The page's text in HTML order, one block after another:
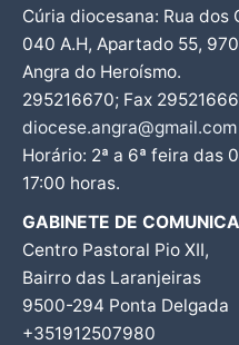
Cúria diocesana: Rua dos
040 A.H, Apartado 55,
Angra do Heroísmo.
295216670; Fax
diocese.angra@gmail.com
Horário: 2ª a 6ª feira das
17:00 horas.
GABINETE DE
Centro Pastoral Pio XII,
Bairro das Laranjeiras
9500-294 Ponta Delgada
+351912507980